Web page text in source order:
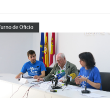
Turno de Oficio